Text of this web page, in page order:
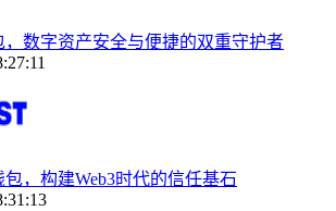
，数字资产安全与便捷的双重守护者
包，构建Web3时代的信任基石